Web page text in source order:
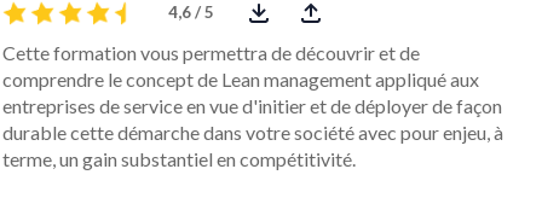
4,6 / 5
Cette formation vous permettra de découvrir et de
comprendre le concept de Lean management appliqué aux
entreprises de service en vue d'initier et de déployer de façon
durable cette démarche dans votre société avec pour enjeu, à
terme, un gain substantiel en compétitivité.